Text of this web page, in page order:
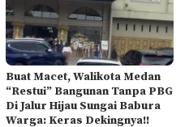
Buat Macet, Walikota Medan
“Restui” Bangunan Tanpa PBG
Di Jalur Hijau Sungai Babura
Warga: Keras Dekingnya!!